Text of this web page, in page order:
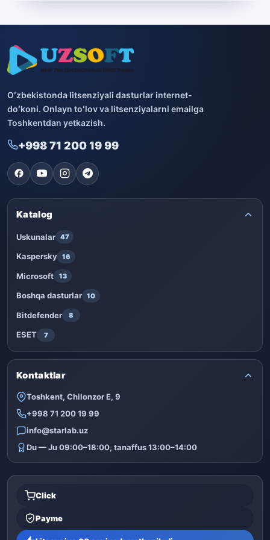
10
ESET
PRO32
Dr.Web
Jivo
Oʻzbekistonda litsenziyali dasturlar internet-
doʻkoni. Onlayn toʻlov va litsenziyalarni emailga
Toshkentdan yetkazish.
+998 71 200 19 99
Katalog
Uskunalar 47
Kaspersky 16
Microsoft 13
Boshqa dasturlar 10
Bitdefender 8
ESET 7
Kontaktlar
Toshkent, Chilonzor E, 9
+998 71 200 19 99
info@starlab.uz
Du — Ju 09:00–18:00, tanaffus 13:00–14:00
Click
Payme